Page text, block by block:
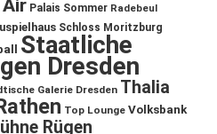
Air Palais Sommer Radebeul
Schloss Moritzburg
Staatliche
Dresden
Galerie Dresden Thalia
Top Lounge Volksbank
Rügen